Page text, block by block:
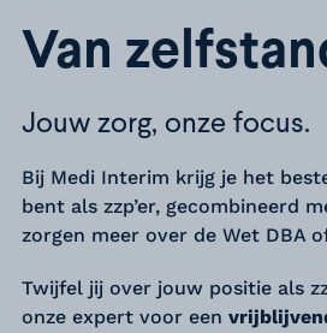
Van
Jouw zorg, onze focus.
Bij Medi Interim krijg je het
bent als zzp’er, gecombineerd
zorgen meer over de Wet DBA
Twijfel jij over jouw positie als
onze expert voor een